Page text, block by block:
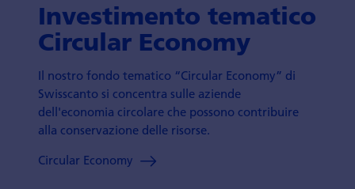
Investimento tematico
Circular Economy
Il nostro fondo tematico “Circular Economy” di
Swisscanto si concentra sulle aziende
dell'economia circolare che possono contribuire
alla conservazione delle risorse.
Circular Economy